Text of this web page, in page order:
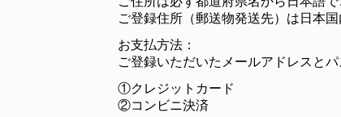
ご登録住所（郵送物発送先）は日本国
お支払方法：
ご登録いただいたメールアドレスと
①クレジットカード
②コンビニ決済